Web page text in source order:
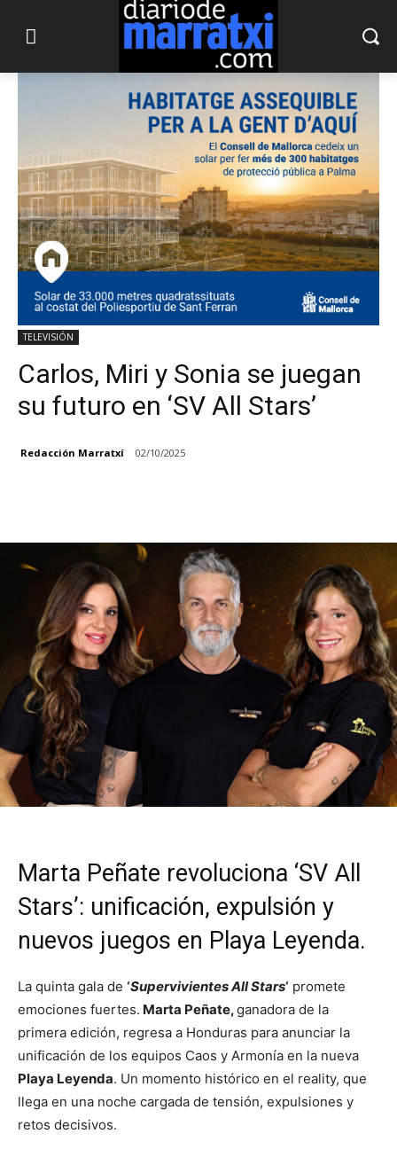
TELEVISIÓN
Carlos, Miri y Sonia se juegan
su futuro en ‘SV All Stars’
Redacción Marratxí 02/10/2025
Marta Peñate revoluciona ‘SV All
Stars’: unificación, expulsión y
nuevos juegos en Playa Leyenda.
La quinta gala de ‘Supervivientes All Stars‘ promete
emociones fuertes. Marta Peñate,ganadora de la
primera edición, regresa a Honduras para anunciar la
unificación de los equipos Caos y Armonía en la nueva
Playa Leyenda. Un momento histórico en el reality, que
llega en una noche cargada de tensión, expulsiones y
retos decisivos.